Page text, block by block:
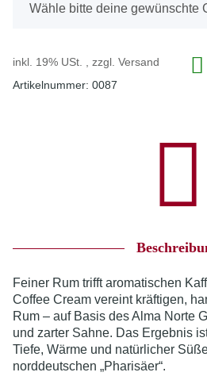
x
Wähle bitte deine gewünschte
inkl. 19% USt. , zzgl. Versand
Artikelnummer: 0087
Feiner Rum trifft aromatischen
Coffee Cream vereint kräftigen,
Rum – auf Basis des Alma Norte
und zarter Sahne. Das Ergebnis
Tiefe, Wärme und natürlicher
norddeutschen „Pharisäer“.